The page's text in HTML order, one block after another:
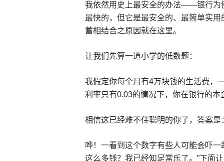
我依然用史上最安全的办法——银行为
最快的，但它是最安全的、最简单实用
蓄相结合之原因就在这里。
让我们先算一道小学的低数题：
我假定你每个月有4万块钱的生活费，
利率只有0.03的情况下，你在银行的本
相信这已经难不住聪明的你了，答案是
哗！一看到这个数字有些人可能会吓
这么多钱？我已经知足常乐了。”下面